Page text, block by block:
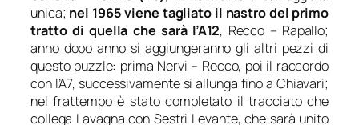
unica; nel 1965 viene tagliato il nastro del primo
tratto di quella che sarà l’A12, Recco – Rapallo;
anno dopo anno si aggiungeranno gli altri pezzi di
questo puzzle: prima Nervi – Recco, poi il raccordo
con l’A7, successivamente si allunga fino a Chiavari;
nel frattempo è stato completato il tracciato che
collega Lavagna con Sestri Levante, che sarà unito